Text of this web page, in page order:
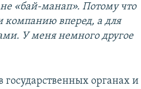
«бай-манап». Потому что
компанию вперед, а для
У меня немного другое
государственных органах и